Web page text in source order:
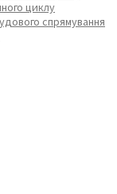
циклу
спрямування